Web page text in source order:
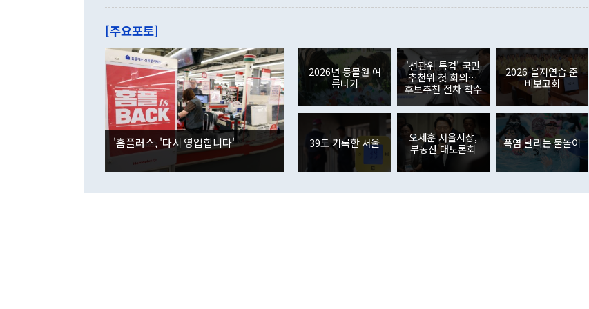
관은 업무보고 사후 브리핑에서 정 장관이 언급한 '4자 회담'에 대해 "이상
이 9월 러시아 블라디보스토크에서 열리는 '동방경제포럼(EEF)'을 언급하
며 "정부 차원에서 (참석을) 검토하고 있다"고 발언한 데 대해서도 조 장관
은 "그것은 외교부의 몫"이라며 "아직 거기까지 진도가 나가지 않았다"고
잘랐다. 정 장관이 이날 소개한 대북 구상과 설명은 정부 내 조율을 거치지
않았다는 점에서 문제가 있다. 특히 주적 표현 대체와 국호 사용, 9·19 군
사합의 복원, 4자회담 추진 등은 통일부 장관이 결정할 사안이 아니어서 월
권이라는 지적이 나오고 있다. 이 대통령은 정 장관의 업무보고를 듣고 난
뒤 "여기 업무보고에 발표했다고 승인난 건 아니다"라고 재차 확인했다. 정
부의 한 소식통은 "정 장관의 발언 내용은 대부분 국가안전보장회의(NSC)
를 거쳐 결정된 사안이 아닌 정 장관의 개인적 생각에 가깝다"며 "안보 관
련 부처 장관이 정부의 공식 정책이 아닌 사안을 추진하겠다고 업무보고를
하고 대통령의 면전에서 '국군통수권자가 나서야 한다'고 주장한 것은 심각
는 배당수입이 늘어난 데다 전월 분기배당에 따른 기저효과로 배당지급이
였던 올해 3월(369억9000만달러)을 넘어선 것이다. 직접투자에서는 내국
인의 해외투자가 80억1000만달러, 외국인의 국내투자가 46억3000만달러
각각 증가했다. 증권투자에서는 외국인의 국내 주식 매도세가 이어졌다. 외
국인의 국내 주식 투자는 차익실현 매도 등의 영향으로 316억1000만달러
감소하며 전월(-310억5000만달러)에 이어 역대 최대 순매도 기록을 다시
경신했다. 외국인의 국내 채권투자는 세계국채지수(WGBI) 자금 유입에도
분기 말 만기도래 영향으로 증가 폭이 줄어든 52억9000만달러를 기록했
다. 내국인의 해외 증권투자는 주식을 중심으로 35억6000만달러 증가했
다. eoyn2@newspim.com
[주요포토]
'홈플러스, '다시 영업합니다'
2026년 동물원 여
름나기
'선관위 특검' 국민
추천위 첫 회의…
후보추천 절차 착수
2026 을지연습 준
비보고회
39도 기록한 서울
오세훈 서울시장,
부동산 대토론회
폭염 날리는 물놀이